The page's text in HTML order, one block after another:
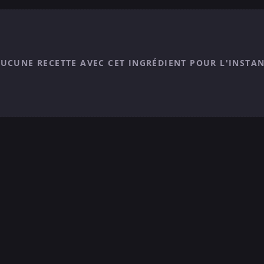
RECETTE AVEC CET INGRÉDIENT POUR